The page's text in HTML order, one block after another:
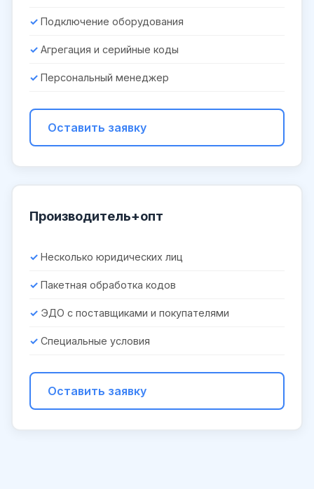
Подключение оборудования
Агрегация и серийные коды
Персональный менеджер
Оставить заявку
Производитель+опт
Несколько юридических лиц
Пакетная обработка кодов
ЭДО с поставщиками и покупателями
Специальные условия
Оставить заявку